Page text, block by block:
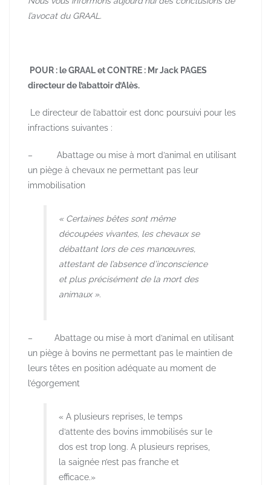
l’avocat du GRAAL.
POUR : le GRAAL et CONTRE : Mr Jack PAGES
directeur de l’abattoir d’Alès.
Le directeur de l’abattoir est donc poursuivi pour les
infractions suivantes :
– Abattage ou mise à mort d’animal en utilisant
un piège à chevaux ne permettant pas leur
immobilisation
« Certaines bêtes sont même
découpées vivantes, les chevaux se
débattant lors de ces manœuvres,
attestant de l’absence d’inconscience
et plus précisément de la mort des
animaux ».
– Abattage ou mise à mort d’animal en utilisant
un piège à bovins ne permettant pas le maintien de
leurs têtes en position adéquate au moment de
l’égorgement
« A plusieurs reprises, le temps
d’attente des bovins immobilisés sur le
dos est trop long. A plusieurs reprises,
la saignée n’est pas franche et
efficace.»